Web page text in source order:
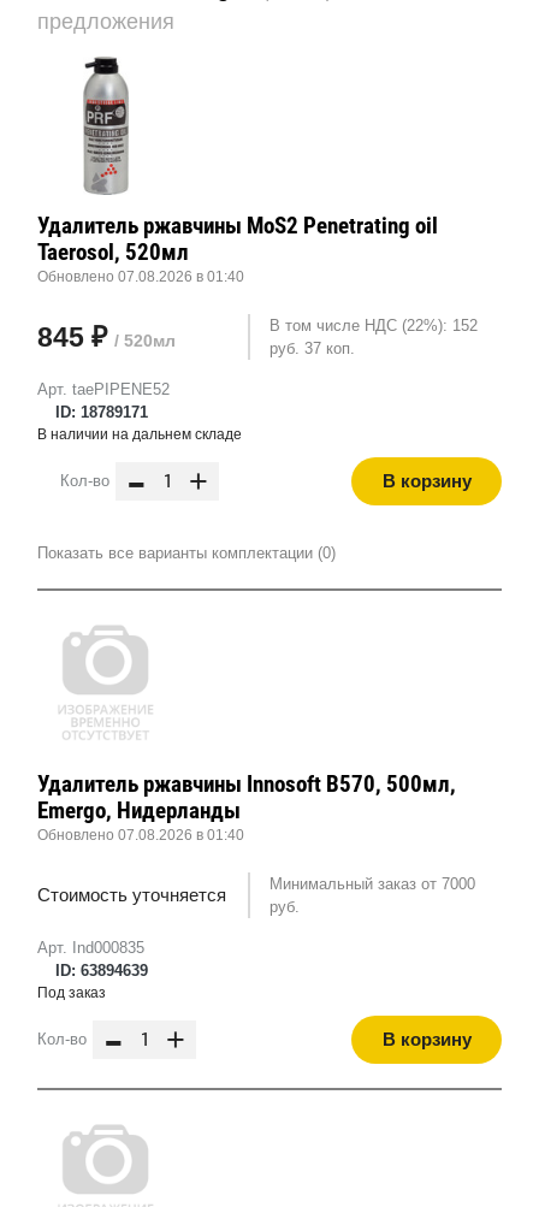
предложения
Арт. taePIPENE52
ID: 18789171
Удалитель ржавчины MoS2 Penetrating oil
Taerosol, 520мл
Обновлено 07.08.2026 в 01:40
845 ₽ / 520мл
В том числе НДС (22%): 152
руб. 37 коп.
В наличии на дальнем складе
Кол-во - + В корзину
Показать все варианты комплектации (0)
Арт. Ind000835
ID: 63894639
Удалитель ржавчины Innosoft B570, 500мл,
Emergo, Нидерланды
Обновлено 07.08.2026 в 01:40
Стоимость уточняется
Минимальный заказ от 7000
руб.
Под заказ
Кол-во - + В корзину